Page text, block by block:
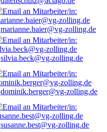
marianne.baier@vg-zolling.de
silvia.beck@vg-zolling.de
dominik.berger@vg-zolling.de
susanne.best@vg-zolling.de